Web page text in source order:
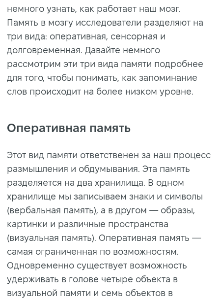
немного узнать, как работает наш мозг.
Память в мозгу исследователи разделяют на
три вида: оперативная, сенсорная и
долговременная. Давайте немного
рассмотрим эти три вида памяти подробнее
для того, чтобы понимать, как запоминание
слов происходит на более низком уровне.
Оперативная память
Этот вид памяти ответственен за наш процесс
размышления и обдумывания. Эта память
разделяется на два хранилища. В одном
хранилище мы записываем знаки и символы
(вербальная память), а в другом — образы,
картинки и различные пространства
(визуальная память). Оперативная память —
самая ограниченная по возможностям.
Одновременно существует возможность
удерживать в голове четыре объекта в
визуальной памяти и семь объектов в